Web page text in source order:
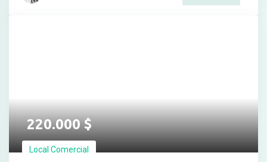
220.000$
Local Comercial